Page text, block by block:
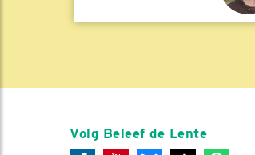
Volg Beleef de Lente